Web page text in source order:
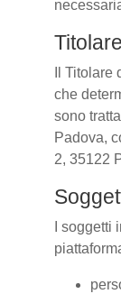
Il
che
sono
Padova,
2, 35122
I